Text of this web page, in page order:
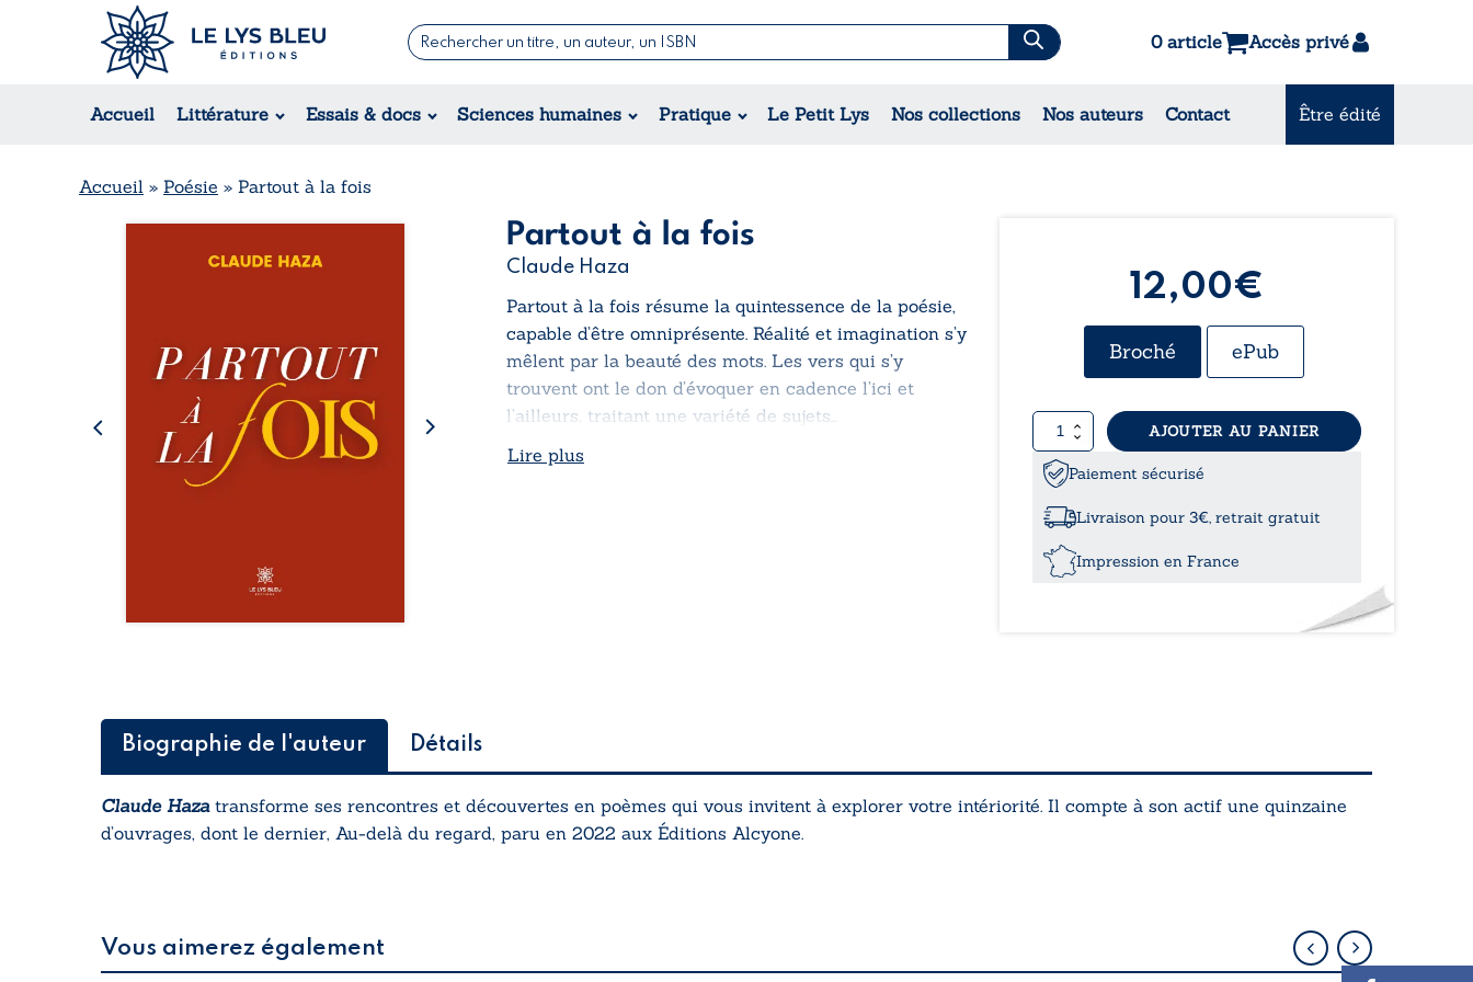
0 article Accès privé
Accueil Littérature Essais & docs Sciences humaines Pratique Le Petit Lys Nos collections Nos auteurs Contact Être édité
Romans
Suspense / Thriller / Policier
Romance
Jeunesse
Nouvelles & Contes
Théâtre
Accueil » Poésie » Partout à la fois
Partout à la fois
Claude Haza
Partout à la fois résume la quintessence de la poésie,
capable d’être omniprésente. Réalité et imagination s’y
mêlent par la beauté des mots. Les vers qui s’y
trouvent ont le don d’évoquer en cadence l’ici et
l’ailleurs, traitant une variété de sujets…
Lire plus
12,00€
Broché ePub
quantité
de
Partout
AJOUTER AU PANIER
Paiement sécurisé
Livraison pour 3€, retrait gratuit
Impression en France
Biographie de l'auteur Détails
Claude Hazatransforme ses rencontres et découvertes en poèmes qui vous invitent à explorer votre intériorité. Il compte à son actif une quinzaine
d’ouvrages, dont le dernier, Au-delà du regard, paru en 2022 aux Éditions Alcyone.
Vous aimerez également